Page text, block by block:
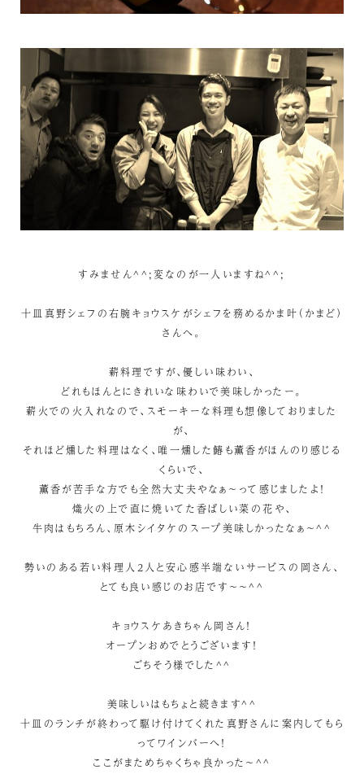
すみません^^;変なのが一人いますね^^;
十皿真野シェフの右腕キョウスケがシェフを務めるかま叶（かまど）
さんへ。
薪料理ですが、優しい味わい、
どれもほんとにきれいな味わいで美味しかったー。
薪火での火入れなので、スモーキーな料理も想像しておりました
が、
それほど燻した料理はなく、唯一燻した鰆も薫香がほんのり感じる
くらいで、
薫香が苦手な方でも全然大丈夫やなぁ～って感じましたよ！
熾火の上で直に焼いてた香ばしい菜の花や、
牛肉はもちろん、原木シイタケのスープ美味しかったなぁ～^^
勢いのある若い料理人2人と安心感半端ないサービスの岡さん、
とても良い感じのお店です～～^^
キョウスケあきちゃん岡さん！
オープンおめでとうございます！
ごちそう様でした^^
美味しいはもちょと続きます^^
十皿のランチが終わって駆け付けてくれた真野さんに案内してもら
ってワインバーへ！
ここがまためちゃくちゃ良かった～^^